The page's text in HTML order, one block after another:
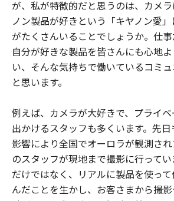
が、私が特徴的だと思うのは、カメ
ノン製品が好きという「キヤノン愛
がたくさんいることでしょうか。仕事
自分が好きな製品を皆さんにも心地
い、そんな気持ちで働いているコミ
と思います。
例えば、カメラが大好きで、プライ
出かけるスタッフも多くいます。先
影響により全国でオーロラが観測さ
のスタッフが現地まで撮影に行って
だけではなく、リアルに製品を使っ
んだことを生かし、お客さまから撮